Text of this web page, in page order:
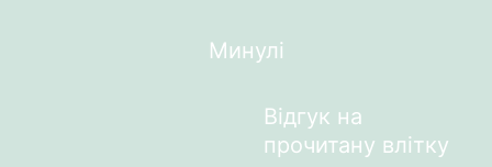
Минулі
Відгук на
прочитану влітку